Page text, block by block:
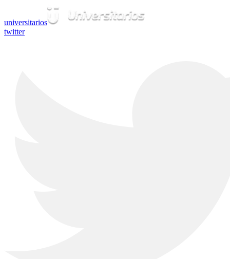
universitarios
twitter